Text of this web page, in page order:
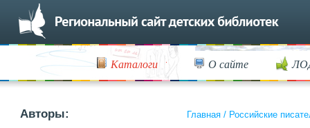
Каталоги О сайте
Авторы: Главная / Российские